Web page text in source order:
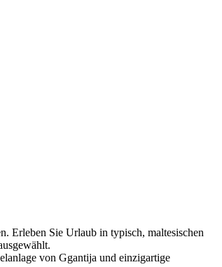
Erleben Sie Urlaub in typisch, maltesischen
von Ggantija und einzigartige